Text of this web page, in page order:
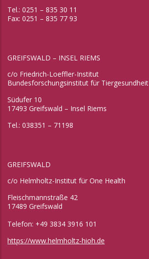
Tel.: 0251 – 835 30 11
Fax: 0251 – 835 77 93
GREIFSWALD – INSEL RIEMS
c/o Friedrich-Loeffler-Institut
Bundesforschungsinstitut für Tiergesundheit
Südufer 10
17493 Greifswald – Insel Riems
Tel.: 038351 – 71198
GREIFSWALD
c/o Helmholtz-Institut für One Health
Fleischmannstraße 42
17489 Greifswald
Telefon: +49 3834 3916 101
https://www.helmholtz-hioh.de